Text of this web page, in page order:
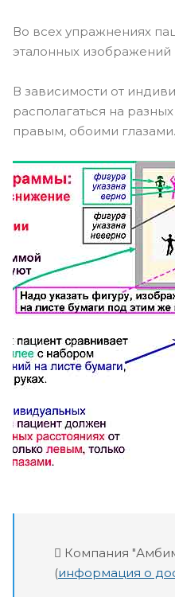
Во всех упражнениях
эталонных изображений
В зависимости от
располагаться на
правым, обоими глазами.
Компания
(информация о